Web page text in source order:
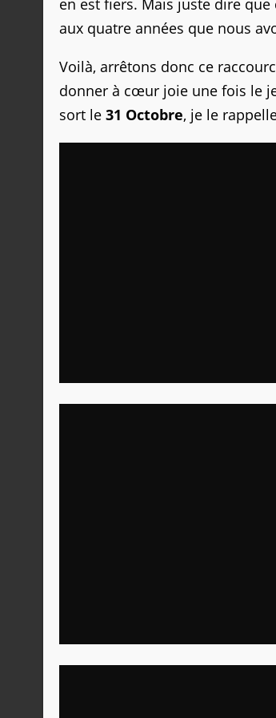
en est fiers. Mais juste dire
aux quatre années que nous
Voilà, arrêtons donc ce
donner à cœur joie une fois le
sort le 31 Octobre, je le